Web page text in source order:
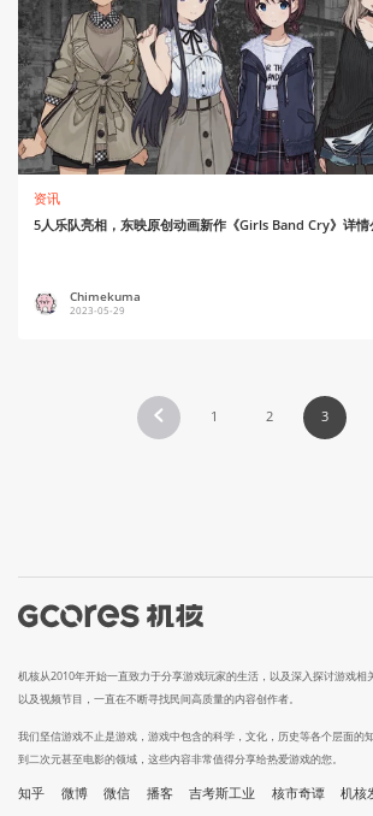
资讯
5人乐队亮相，东映原创动画新作《Girls Band Cry》详情
Chimekuma
2023-05-29
1 2 3
机核从2010年开始一直致力于分享游戏玩家的生活，以及深入探讨游戏相
以及视频节目，一直在不断寻找民间高质量的内容创作者。
我们坚信游戏不止是游戏，游戏中包含的科学，文化，历史等各个层面的
到二次元甚至电影的领域，这些内容非常值得分享给热爱游戏的您。
知乎 微博 微信 播客 吉考斯工业 核市奇谭 机核